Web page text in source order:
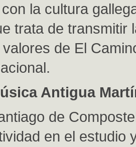
la cultura
trata de transmitir
de El
Antigua
de
en el estudio